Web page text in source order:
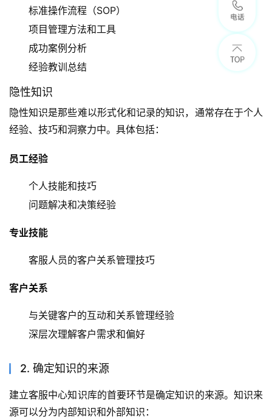
标准操作流程（SOP）
项目管理方法和工具
成功案例分析
经验教训总结
隐性知识
隐性知识是那些难以形式化和记录的知识，通常存在于个人
经验、技巧和洞察力中。具体包括：
员工经验
个人技能和技巧
问题解决和决策经验
专业技能
客服人员的客户关系管理技巧
客户关系
与关键客户的互动和关系管理经验
深层次理解客户需求和偏好
2. 确定知识的来源
建立客服中心知识库的首要环节是确定知识的来源。知识来
源可以分为内部知识和外部知识：